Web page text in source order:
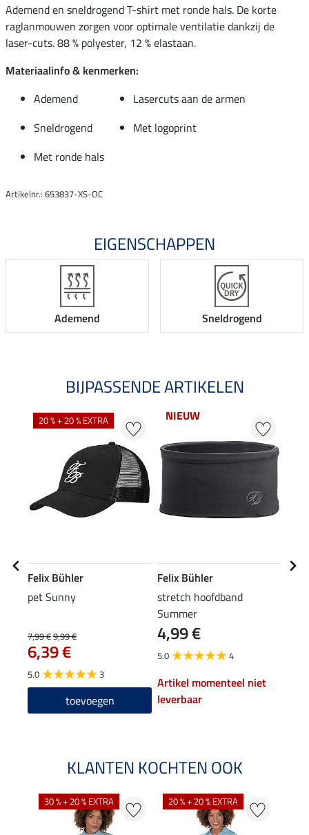
Ademend en sneldrogend T-shirt met ronde hals. De korte
raglanmouwen zorgen voor optimale ventilatie dankzij de
laser-cuts. 88 % polyester, 12 % elastaan.
Materiaalinfo & kenmerken:
Ademend
Lasercuts aan de armen
Sneldrogend
Met logoprint
Met ronde hals
Artikelnr.: 653837-XS-OC
EIGENSCHAPPEN
Ademend Sneldrogend
BIJPASSENDE ARTIKELEN
20 % + 20 % EXTRA
Felix Bühler
pet Sunny
7,99 €9,99 €
6,39 €
5.0 3
toevoegen
NIEUW
Felix Bühler
stretch hoofdband
Summer
4,99 €
5.0 4
Artikel momenteel niet
leverbaar
KLANTEN KOCHTEN OOK
30 % + 20 % EXTRA 20 % + 20 % EXTRA